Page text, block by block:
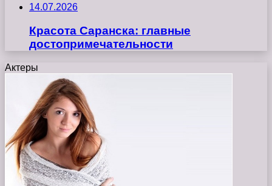
14.07.2026
Красота Саранска: главные
достопримечательности
Актеры